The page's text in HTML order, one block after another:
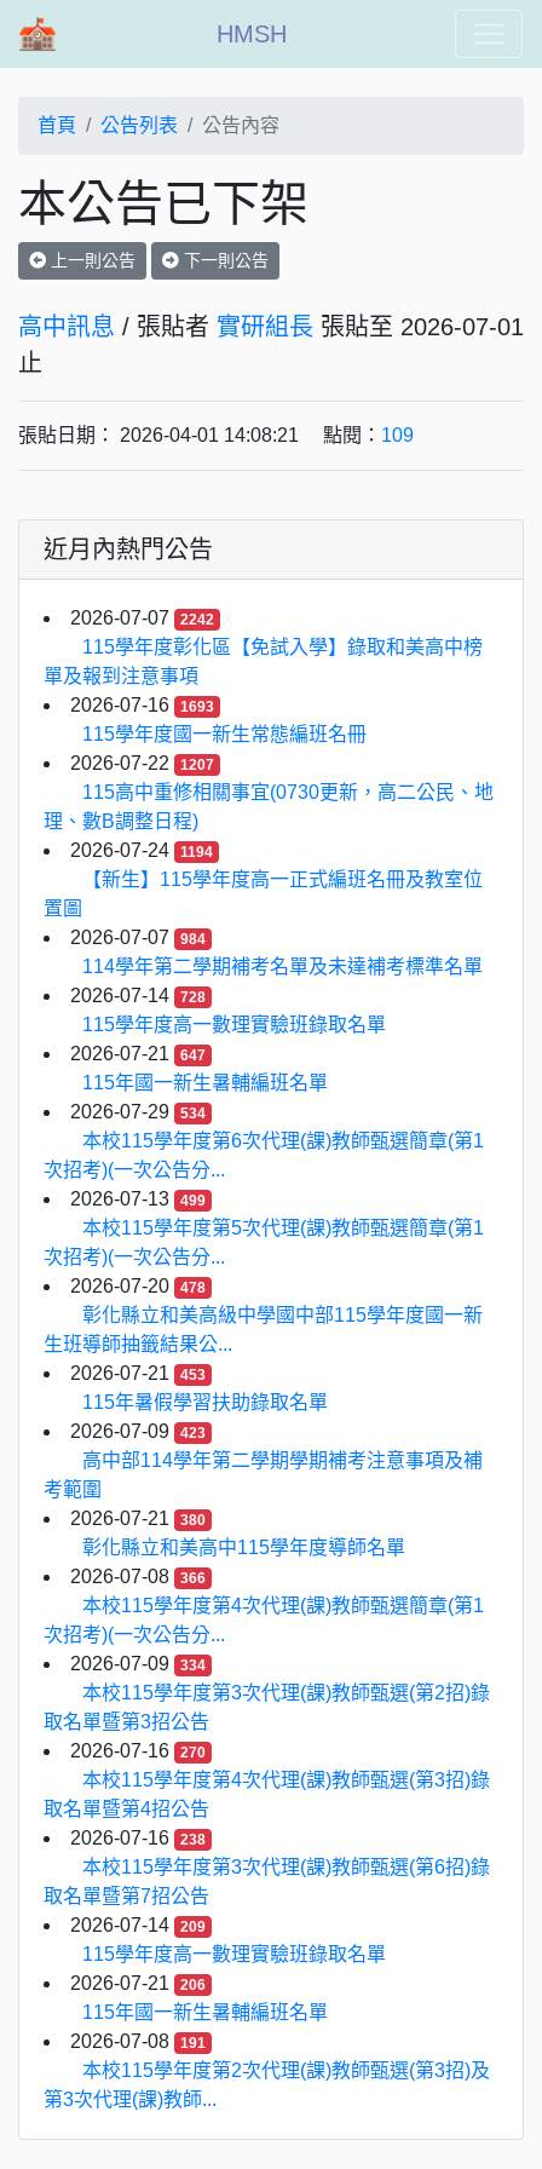
HMSH
首頁 公告列表 公告內容
本公告已下架
上一則公告 下一則公告
高中訊息 / 張貼者 實研組長 張貼至 2026-07-01
止
張貼日期： 2026-04-01 14:08:21 點閱： 109
近月內熱門公告
2026-07-07 2242
115學年度彰化區【免試入學】錄取和美高中榜
單及報到注意事項
2026-07-16
1693
115學年度國一新生常態編班名冊
2026-07-22
1207
115高中重修相關事宜(0730更新，高二公民、地
理、數B調整日程)
2026-07-24
1194
【新生】115學年度高一正式編班名冊及教室位
置圖
2026-07-07
984
114學年第二學期補考名單及未達補考標準名單
2026-07-14
728
115學年度高一數理實驗班錄取名單
2026-07-21
647
115年國一新生暑輔編班名單
2026-07-29
534
本校115學年度第6次代理(課)教師甄選簡章(第1
次招考)(一次公告分...
2026-07-13
499
本校115學年度第5次代理(課)教師甄選簡章(第1
次招考)(一次公告分...
2026-07-20
478
彰化縣立和美高級中學國中部115學年度國一新
生班導師抽籤結果公...
2026-07-21
453
115年暑假學習扶助錄取名單
2026-07-09
423
高中部114學年第二學期學期補考注意事項及補
考範圍
2026-07-21
380
彰化縣立和美高中115學年度導師名單
2026-07-08
366
本校115學年度第4次代理(課)教師甄選簡章(第1
次招考)(一次公告分...
2026-07-09
334
本校115學年度第3次代理(課)教師甄選(第2招)錄
取名單暨第3招公告
2026-07-16
270
本校115學年度第4次代理(課)教師甄選(第3招)錄
取名單暨第4招公告
2026-07-16
238
本校115學年度第3次代理(課)教師甄選(第6招)錄
取名單暨第7招公告
2026-07-14
209
115學年度高一數理實驗班錄取名單
2026-07-21
206
115年國一新生暑輔編班名單
2026-07-08
191
本校115學年度第2次代理(課)教師甄選(第3招)及
第3次代理(課)教師...